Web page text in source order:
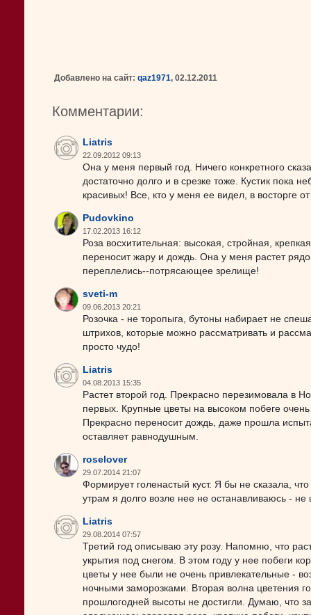
Добавлено на сайт: qaz1971, 02.12.2011
Комментарии:
Liatris
22.09.2012 09:13
Она у меня первый год. Ничего конкретного
достаточно долго и в срезке тоже. Кустик пока
красивых! Все, кто у меня ее видел, в восторге
Pudovkino
17.02.2013 16:12
Роза восхитительная: высокая, стройная,
переносит жару и дождь. Она у меня растет
переплелись--потрясающее зрелище!
sveti-m
09.06.2013 20:21
Розочка - не торопыга, бутоны набирает не
штрихов, которые можно рассматривать и
просто чудо!
Liatris
04.08.2013 15:35
Растет второй год. Прекрасно перезимовала в
первых. Крупные цветы на высоком побеге
Прекрасно переносит дождь, даже прошла
оставляет равнодушным.
roselover
29.07.2014 21:07
Формирует голенастый куст. Я бы не сказала,
утрам я долго возле нее не останавливаюсь -
Liatris
29.08.2014 07:57
Третий год описываю эту розу. Напомню, что
укрытия под снегом. В этом году у нее побеги
цветы у нее были не очень привлекательные -
ночными заморозками. Вторая волна цветения
прошлогодней высоты не достигли. Думаю, что